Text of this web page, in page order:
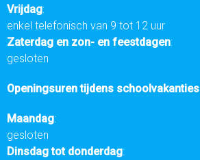
Vrijdag:
enkel telefonisch van 9 tot 12 uur
Zaterdag en zon- en feestdagen:
gesloten
Openingsuren tijdens schoolvakanties
Maandag:
gesloten
Dinsdag tot donderdag: